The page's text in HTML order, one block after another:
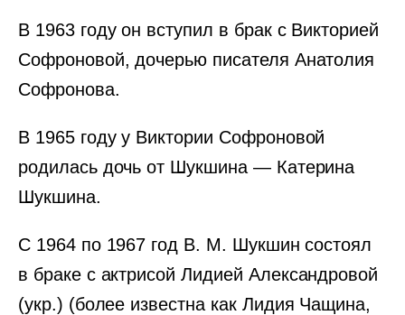
В 1963 году он вступил в брак с Викторией
Софроновой, дочерью писателя Анатолия
Софронова.
В 1965 году у Виктории Софроновой
родилась дочь от Шукшина — Катерина
Шукшина.
С 1964 по 1967 год В. М. Шукшин состоял
в браке с актрисой Лидией Александровой
(укр.) (более известна как Лидия Чащина,